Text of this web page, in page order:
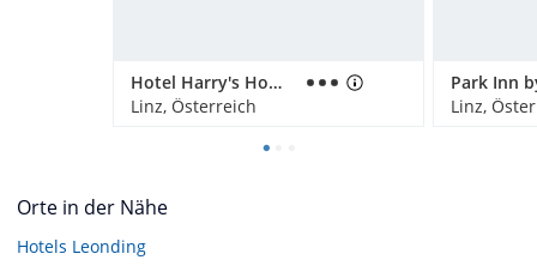
Hotel Harry's Home Linz
Linz, Österreich
Linz,
Orte in der Nähe
Hotels Leonding